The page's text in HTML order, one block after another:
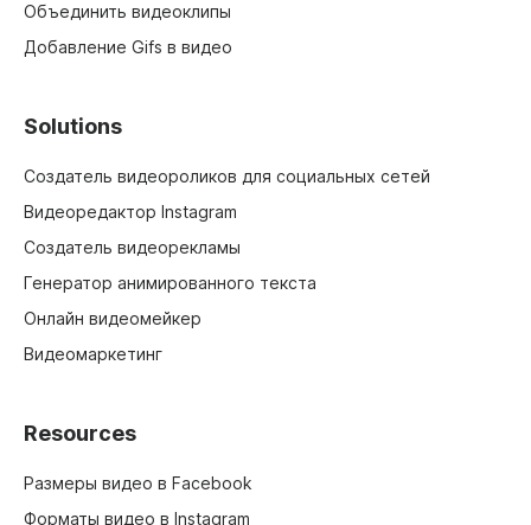
Объединить видеоклипы
Добавление Gifs в видео
Solutions
Создатель видеороликов для социальных сетей
Видеоредактор Instagram
Создатель видеорекламы
Генератор анимированного текста
Онлайн видеомейкер
Видеомаркетинг
Resources
Размеры видео в Facebook
Форматы видео в Instagram